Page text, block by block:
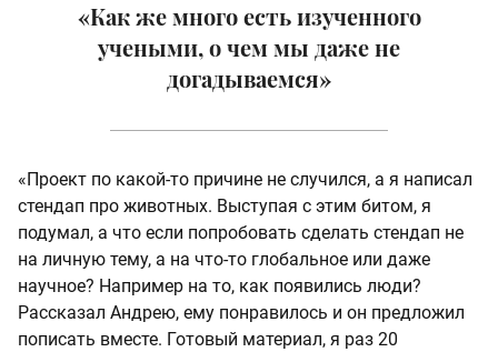
«Как же много есть изученного
учеными, о чем мы даже не
догадываемся»
«Проект по какой-то причине не случился, а я написал
стендап про животных. Выступая с этим битом, я
подумал, а что если попробовать сделать стендап не
на личную тему, а на что-то глобальное или даже
научное? Например на то, как появились люди?
Рассказал Андрею, ему понравилось и он предложил
пописать вместе. Готовый материал, я раз 20